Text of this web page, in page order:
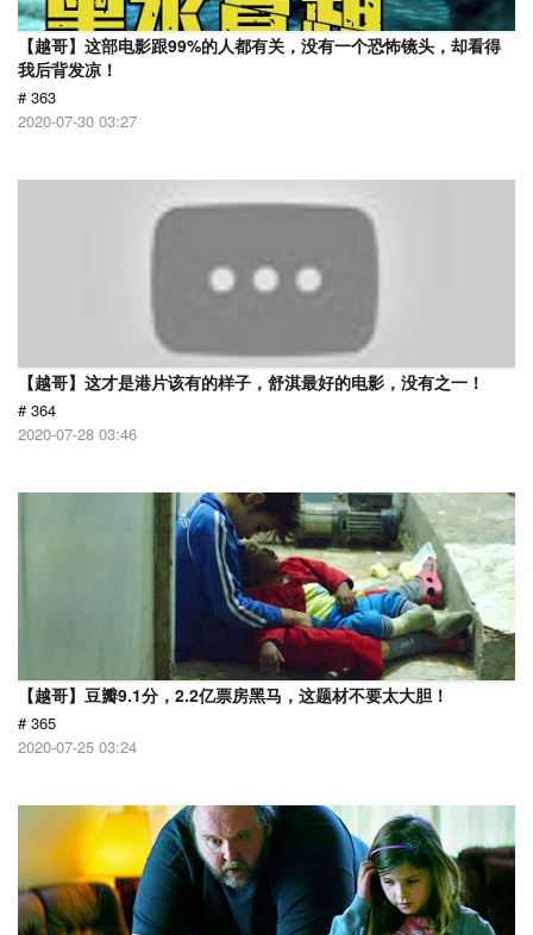
【越哥】这部电影跟99%的人都有关，没有一个恐怖镜头，却看得
我后背发凉！
# 363
2020-07-30 03:27
【越哥】这才是港片该有的样子，舒淇最好的电影，没有之一！
# 364
2020-07-28 03:46
【越哥】豆瓣9.1分，2.2亿票房黑马，这题材不要太大胆！
# 365
2020-07-25 03:24